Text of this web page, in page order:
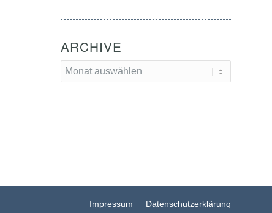
ARCHIVE
Impressum Datenschutzerklärung